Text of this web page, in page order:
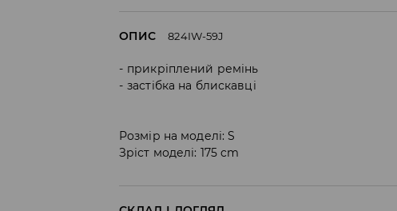
ОПИС 824IW-59J
прикріплений ремінь
застібка на блискавці
Розмір на моделі: S
Зріст моделі: 175 cm